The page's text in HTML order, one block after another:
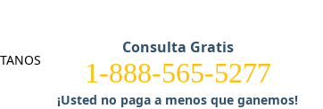
Consulta Gratis
1-888-565-5277
¡Usted no paga a menos que ganemos!